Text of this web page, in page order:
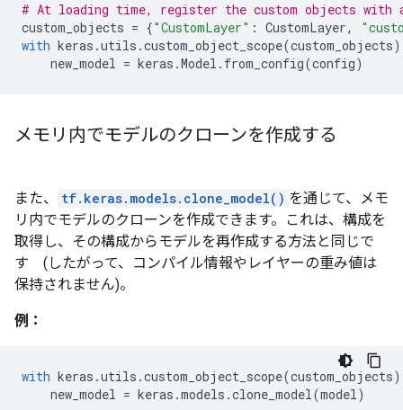
# At loading time, register the custom objects with
custom_objects = {"CustomLayer" : CustomLayer,
with keras .utils .custom_object_scope(custom_objects
new_model = keras .Model . from_config(config)
メモリ内でモデルのクローンを作成する
また、 tf.keras.models.clone_model() を通じて、メモ
リ内でモデルのクローンを作成できます。これは、構成を
取得し、その構成からモデルを再作成する方法と同じで
す (したがって、コンパイル情報やレイヤーの重み値は
保持されません)。
例：
with keras .utils .custom_object_scope(custom_objects
new_model = keras .models .clone_model(model)